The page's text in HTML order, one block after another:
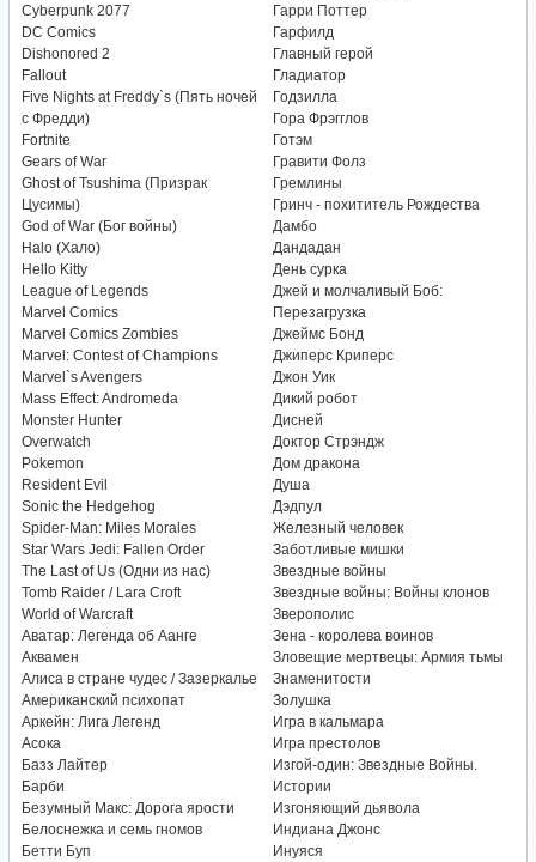
Cyberpunk 2077
DC Comics
Dishonored 2
Fallout
Five Nights at Freddy`s (Пять ночей
с Фредди)
Fortnite
Gears of War
Ghost of Tsushima (Призрак
Цусимы)
God of War (Бог войны)
Halo (Хало)
Hello Kitty
League of Legends
Marvel Comics
Marvel Comics Zombies
Marvel: Contest of Champions
Marvel`s Avengers
Mass Effect: Andromeda
Monster Hunter
Overwatch
Pokemon
Resident Evil
Sonic the Hedgehog
Spider-Man: Miles Morales
Star Wars Jedi: Fallen Order
The Last of Us (Одни из нас)
Tomb Raider / Lara Croft
World of Warcraft
Аватар: Легенда об Аанге
Аквамен
Алиса в стране чудес / Зазеркалье
Американский психопат
Аркейн: Лига Легенд
Асока
Базз Лайтер
Барби
Безумный Макс: Дорога ярости
Белоснежка и семь гномов
Бетти Буп
Гарри Поттер
Гарфилд
Главный герой
Гладиатор
Годзилла
Гора Фрэгглов
Готэм
Гравити Фолз
Гремлины
Гринч - похититель Рождества
Дамбо
Дандадан
День сурка
Джей и молчаливый Боб:
Перезагрузка
Джеймс Бонд
Джиперс Криперс
Джон Уик
Дикий робот
Дисней
Доктор Стрэндж
Дом дракона
Душа
Дэдпул
Железный человек
Заботливые мишки
Звездные войны
Звездные войны: Войны клонов
Зверополис
Зена - королева воинов
Зловещие мертвецы: Армия тьмы
Знаменитости
Золушка
Игра в кальмара
Игра престолов
Изгой-один: Звездные Войны.
Истории
Изгоняющий дьявола
Индиана Джонс
Инуяся